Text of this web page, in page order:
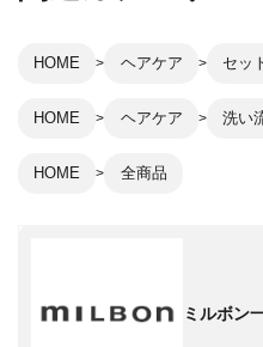
HOME ヘアケア セッ
HOME ヘアケア 洗い
HOME 全商品
ミルボン